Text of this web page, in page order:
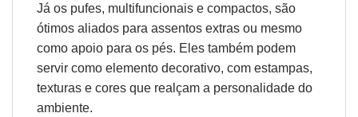
Já os pufes, multifuncionais e compactos, são
ótimos aliados para assentos extras ou mesmo
como apoio para os pés. Eles também podem
servir como elemento decorativo, com estampas,
texturas e cores que realçam a personalidade do
ambiente.